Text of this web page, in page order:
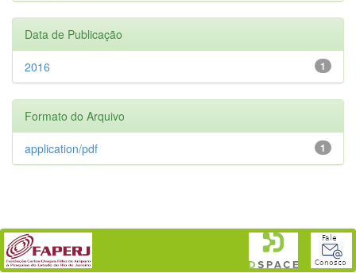
Data de Publicação
1
2016
Formato do Arquivo
1
application/pdf